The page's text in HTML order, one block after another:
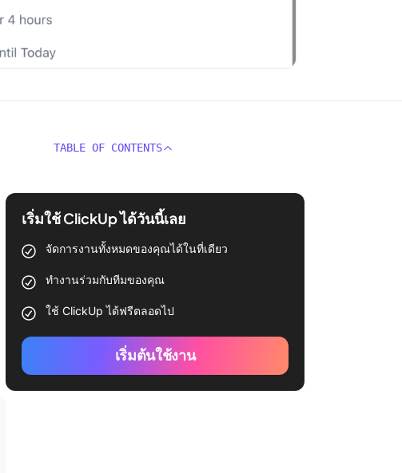
TABLE OF CONTENTS
เริ่มใช้ ClickUp ได้วันนี้เลย
จัดการงานทั้งหมดของคุณได้ในที่เดียว
ทำงานร่วมกับทีมของคุณ
ใช้ ClickUp ได้ฟรีตลอดไป
เริ่มต้นใช้งาน